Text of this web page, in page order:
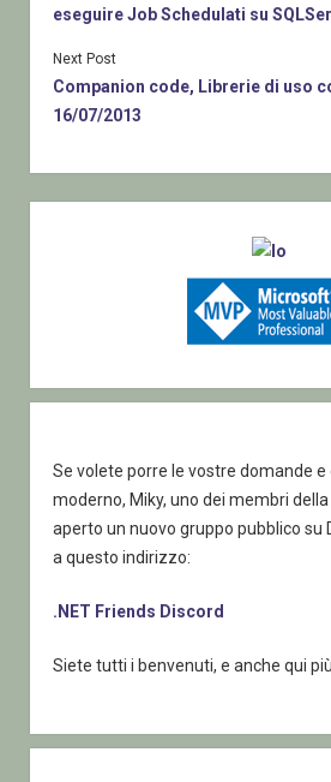
eseguire Job Schedulati su
Next Post
Companion code, Librerie di uso
16/07/2013
Se volete porre le vostre domande
moderno, Miky, uno dei membri
aperto un nuovo gruppo pubblico su
a questo indirizzo:
.NET Friends Discord
Siete tutti i benvenuti, e anche qui